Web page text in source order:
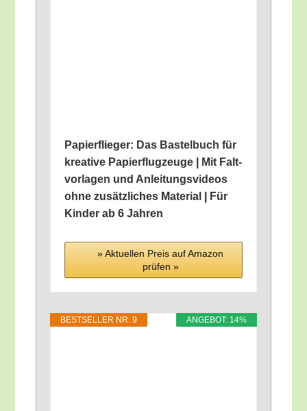
Papier­flie­ger: Das Bas­tel­buch für
krea­ti­ve Papier­flug­zeu­ge | Mit Falt­
vor­la­gen und Anlei­tungs­vi­de­os
ohne zusätz­li­ches Mate­ri­al | Für
Kin­der ab 6 Jahren
» Aktu­el­len Preis auf Ama­zon
prü­fen »
ANGE­BOT: 14%
BEST­SEL­LER NR. 9